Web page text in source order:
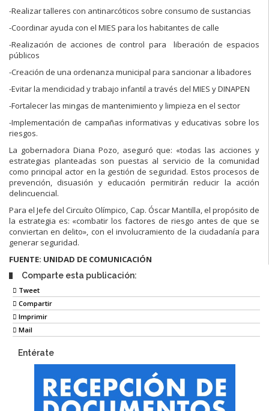
-Realizar talleres con antinarcóticos sobre consumo de sustancias
-Coordinar ayuda con el MIES para los habitantes de calle
-Realización de acciones de control para liberación de espacios
públicos
-Creación de una ordenanza municipal para sancionar a libadores
-Evitar la mendicidad y trabajo infantil a través del MIES y DINAPEN
-Fortalecer las mingas de mantenimiento y limpieza en el sector
-Implementación de campañas informativas y educativas sobre los
riesgos.
La gobernadora Diana Pozo, aseguró que: «todas las acciones y
estrategias planteadas son puestas al servicio de la comunidad
como principal actor en la gestión de seguridad. Estos procesos de
prevención, disuasión y educación permitirán reducir la acción
delincuencial.
Para el Jefe del Circuíto Olímpico, Cap. Óscar Mantilla, el propósito de
la estrategia es: «combatir los factores de riesgo antes de que se
conviertan en delito», con el involucramiento de la ciudadanía para
generar seguridad.
FUENTE: UNIDAD DE COMUNICACIÓN
Comparte esta publicación:
Tweet
Compartir
Imprimir
Mail
Entérate